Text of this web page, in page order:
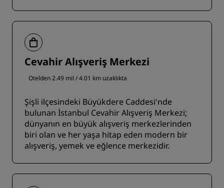
Cevahir Alışveriş Merkezi
Otelden 2.49 mil / 4.01 km uzaklıkta
Şişli ilçesindeki Büyükdere Caddesi'nde
bulunan İstanbul Cevahir Alışveriş Merkezi;
dünyanın en büyük alışveriş merkezlerinden
biri olan ve her yaşa hitap eden modern bir
alışveriş, yemek ve eğlence merkezidir.